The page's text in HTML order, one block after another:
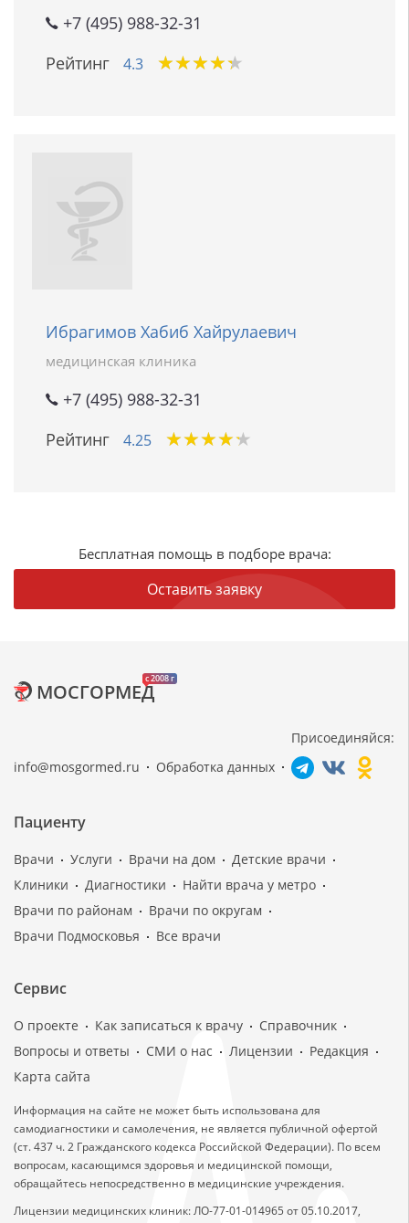
+7 (495) 988-32-31
Рейтинг
4.3 ★★★★★
★★★★★
Ибрагимов Хабиб Хайрулаевич
медицинская клиника
+7 (495) 988-32-31
Рейтинг
4.25 ★★★★★
★★★★★
Бесплатная помощь в подборе врача:
Оставить заявку
c 2008 г
МОСГОРМЕД
info@mosgormed.ru Обработка данных
Присоединяйся:
Пациенту
Врачи Услуги Врачи на дом
Детские врачи
Клиники
Диагностики
Найти врача у метро
Врачи по районам
Врачи по округам
Врачи Подмосковья
Все врачи
Сервис
О проекте Как записаться к врачу
Справочник
Вопросы и ответы
СМИ о нас Лицензии
Редакция
Карта сайта
Информация на сайте не может быть использована для
самодиагностики и самолечения, не является публичной офертой
(ст. 437 ч. 2 Гражданского кодекса Российской Федерации). По всем
вопросам, касающимся здоровья и медицинской помощи,
обращайтесь непосредственно в медицинские учреждения.
Лицензии медицинских клиник: ЛО-77-01-014965 от 05.10.2017,